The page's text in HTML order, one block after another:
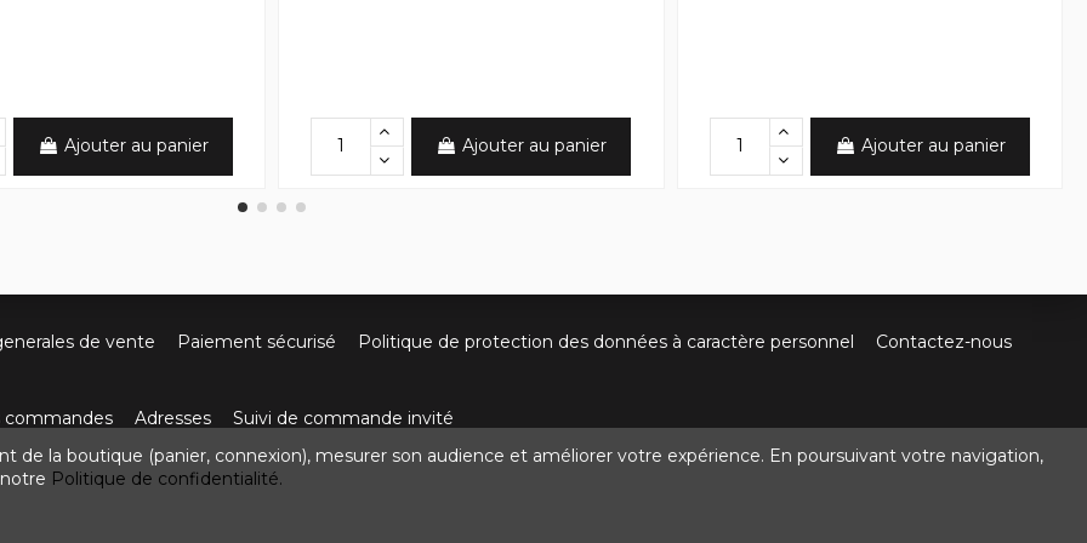
Ajouter au panier Ajouter au panier Ajouter au panier
de vente Paiement sécurisé Politique de protection des données à caractère personnel
Contactez-nous
commandes Adresses Suivi de commande invité
de Villefort 48800 Pied-de-Borne
de la boutique (panier, connexion), mesurer son audience et améliorer votre expérience. En poursuivant votre navigation,
Politique de confidentialité.